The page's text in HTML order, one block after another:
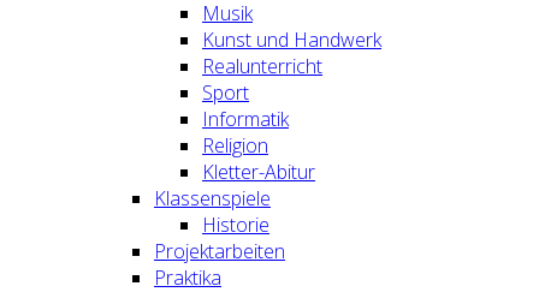
Musik
Kunst und Handwerk
Realunterricht
Sport
Informatik
Religion
Kletter-Abitur
Klassenspiele
Historie
Projektarbeiten
Praktika